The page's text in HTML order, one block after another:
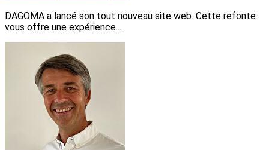
DAGOMA a lancé son tout nouveau site web. Cette refonte
vous offre une expérience...